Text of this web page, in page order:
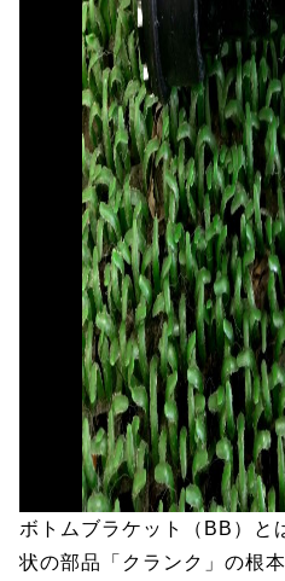
ボトムブラケット（BB）と
状の部品「クランク」の根